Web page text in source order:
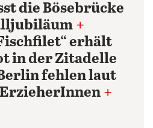
die Bösebrücke
+
erhält
in der Zitadelle
fehlen laut
+